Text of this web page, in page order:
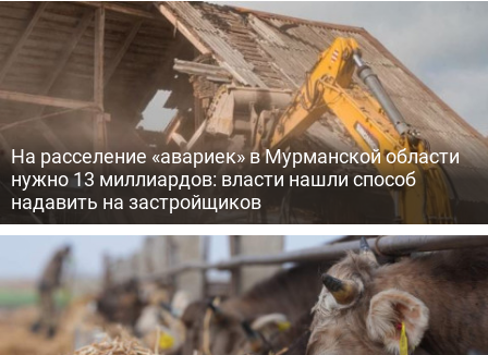
На расселение «авариек» в Мурманской области
нужно 13 миллиардов: власти нашли способ
надавить на застройщиков